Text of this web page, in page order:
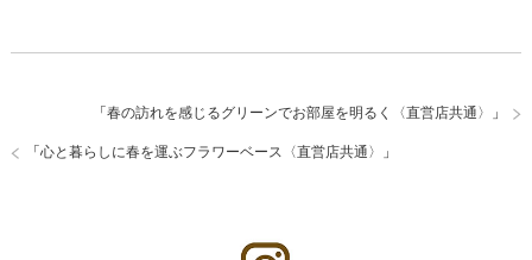
「春の訪れを感じるグリーンでお部屋を明るく〈直営店共通〉 」
「心と暮らしに春を運ぶフラワーベース〈直営店共通〉 」